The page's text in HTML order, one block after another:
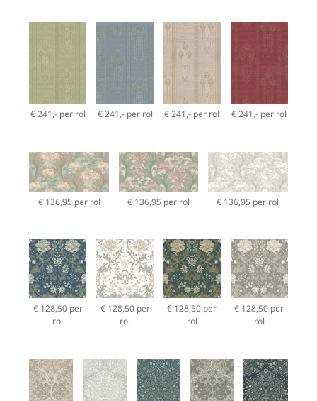
€ 241,- per rol € 241,- per rol € 241,- per rol € 241,- per rol
€ 136,95 per rol € 136,95 per rol € 136,95 per rol
€ 128,50 per
rol
€ 128,50 per
rol
€ 128,50 per
rol
€ 128,50 per
rol